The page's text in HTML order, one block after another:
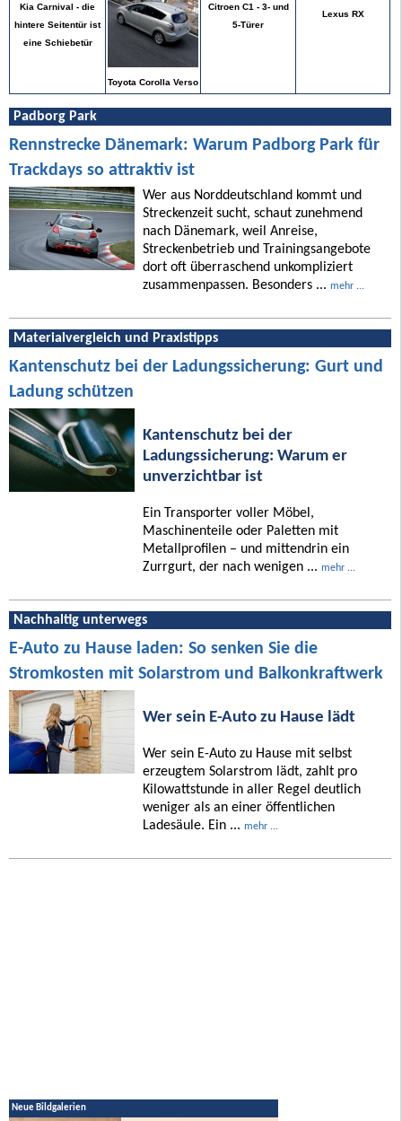
Kia Carnival - die
hintere Seitentür ist
eine Schiebetür
Toyota Corolla Verso
Citroen C1 - 3- und
5-Türer
Lexus RX
Padborg Park
Rennstrecke Dänemark: Warum Padborg Park für
Trackdays so attraktiv ist
Wer aus Norddeutschland kommt und
Streckenzeit sucht, schaut zunehmend
nach Dänemark, weil Anreise,
Streckenbetrieb und Trainingsangebote
dort oft überraschend unkompliziert
zusammenpassen. Besonders ... mehr ...
Materialvergleich und Praxistipps
Kantenschutz bei der Ladungssicherung: Gurt und
Ladung schützen
Kantenschutz bei der
Ladungssicherung: Warum er
unverzichtbar ist
Ein Transporter voller Möbel,
Maschinenteile oder Paletten mit
Metallprofilen – und mittendrin ein
Zurrgurt, der nach wenigen ... mehr ...
Nachhaltig unterwegs
E-Auto zu Hause laden: So senken Sie die
Stromkosten mit Solarstrom und Balkonkraftwerk
Wer sein E-Auto zu Hause lädt
Wer sein E-Auto zu Hause mit selbst
erzeugtem Solarstrom lädt, zahlt pro
Kilowattstunde in aller Regel deutlich
weniger als an einer öffentlichen
Ladesäule. Ein ... mehr ...
Neue Bildgalerien